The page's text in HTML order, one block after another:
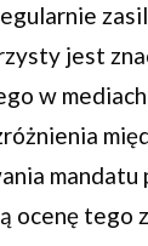
jest
w
mandatu
ocenę tego